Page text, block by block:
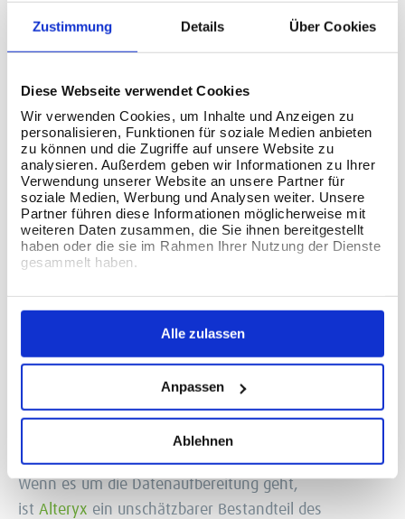
Zustimmung Details Über Cookies
Diese Webseite verwendet Cookies
Wir verwenden Cookies, um Inhalte und Anzeigen zu
personalisieren, Funktionen für soziale Medien anbieten
zu können und die Zugriffe auf unsere Website zu
analysieren. Außerdem geben wir Informationen zu Ihrer
Verwendung unserer Website an unsere Partner für
soziale Medien, Werbung und Analysen weiter. Unsere
Partner führen diese Informationen möglicherweise mit
weiteren Daten zusammen, die Sie ihnen bereitgestellt
haben oder die sie im Rahmen Ihrer Nutzung der Dienste
gesammelt haben.
Alle zulassen
Anpassen
Ablehnen
EXTRACT TRANSFORM LOAD
Ein solides ETL ist von entscheidender Bedeutung, da
es den reibungslosen Fluss der Daten
durch die Datenpipelines sowie die Integrität dieser
Daten bestimmt, sobald sie das Data Warehouse
Feinheiten dieser Prozesse und können sie so
optimieren, dass sie den Anforderungen entsprechen,
unabhängig von Quelle und Ziel.
ALTERYX CONSULTING
Wenn es um die Datenaufbereitung geht,
ist Alteryx ein unschätzbarer Bestandteil des